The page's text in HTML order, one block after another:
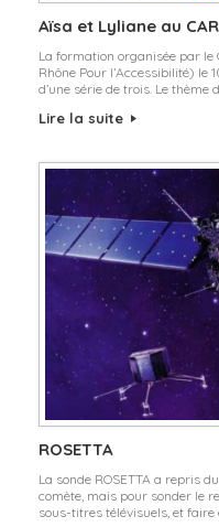
Aïsa et Lyliane au
La formation organisée par le
Rhône Pour l’Accessibilité) le
d’une série de trois. Le
Lire la suite
ROSETTA
La sonde ROSETTA a repris
comète, mais pour sonder le
sous-titres télévisuels, et